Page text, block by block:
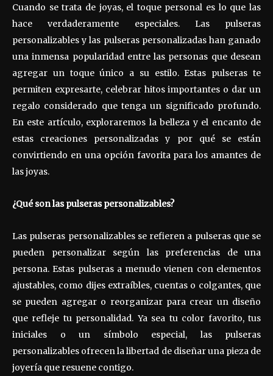
Cuando se trata de joyas, el toque personal es lo que las
hace verdaderamente especiales. Las pulseras
personalizables y las pulseras personalizadas han ganado
una inmensa popularidad entre las personas que desean
agregar un toque único a su estilo. Estas pulseras te
permiten expresarte, celebrar hitos importantes o dar un
regalo considerado que tenga un significado profundo.
En este artículo, exploraremos la belleza y el encanto de
estas creaciones personalizadas y por qué se están
convirtiendo en una opción favorita para los amantes de
las joyas.
¿Qué son las pulseras personalizables?
Las pulseras personalizables se refieren a pulseras que se
pueden personalizar según las preferencias de una
persona. Estas pulseras a menudo vienen con elementos
ajustables, como dijes extraíbles, cuentas o colgantes, que
se pueden agregar o reorganizar para crear un diseño
que refleje tu personalidad. Ya sea tu color favorito, tus
iniciales o un símbolo especial, las pulseras
personalizables ofrecen la libertad de diseñar una pieza de
joyería que resuene contigo.